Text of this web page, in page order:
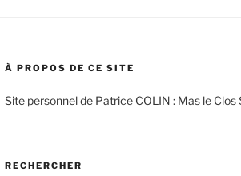
À PROPOS DE CE SITE
Site personnel de Patrice COLIN : Mas le Clos
RECHERCHER